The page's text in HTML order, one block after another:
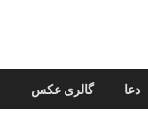
دعا گالری عکس